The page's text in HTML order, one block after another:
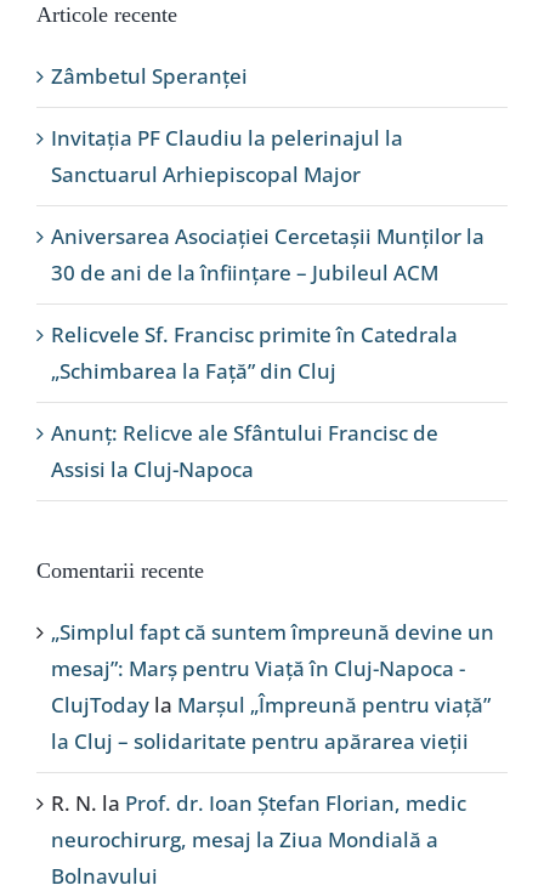
Articole recente
Zâmbetul Speranței
Invitația PF Claudiu la pelerinajul la
Sanctuarul Arhiepiscopal Major
Aniversarea Asociației Cercetașii Munților la
30 de ani de la înființare – Jubileul ACM
Relicvele Sf. Francisc primite în Catedrala
„Schimbarea la Față” din Cluj
Anunț: Relicve ale Sfântului Francisc de
Assisi la Cluj-Napoca
Comentarii recente
„Simplul fapt că suntem împreună devine un
mesaj”: Marș pentru Viață în Cluj-Napoca -
ClujToday la Marșul „Împreună pentru viață”
la Cluj – solidaritate pentru apărarea vieții
R. N. la Prof. dr. Ioan Ștefan Florian, medic
neurochirurg, mesaj la Ziua Mondială a
Bolnavului